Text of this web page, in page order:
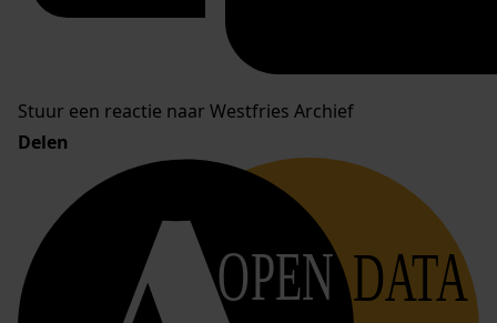
Stuur een reactie naar Westfries Archief
Delen
OPEN DATA